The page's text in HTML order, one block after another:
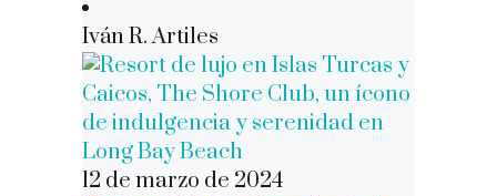
Iván R. Artiles
12 de marzo de 2024